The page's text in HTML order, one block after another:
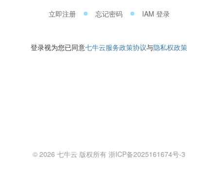
立即注册 忘记密码 IAM 登录
登录视为您已同意七牛云服务政策协议与隐私权政策
© 2026 七牛云 版权所有 浙ICP备2025161674号-3